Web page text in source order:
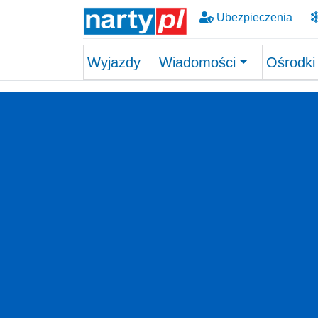
Ubezpieczenia
Wyjazdy Wiadomości Ośrodki